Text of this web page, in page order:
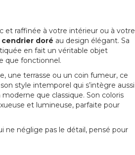
et raffinée à votre intérieur ou à votre
cendrier doré au design élégant. Sa
en fait un véritable objet
que fonctionnel.
une terrasse ou un coin fumeur, ce
style intemporel qui s’intègre aussi
que classique. Son coloris
et lumineuse, parfaite pour
ne néglige pas le détail, pensé pour